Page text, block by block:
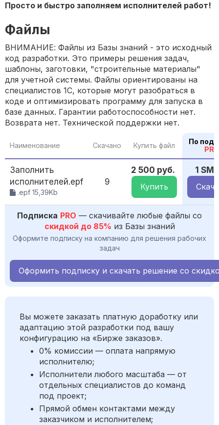
Просто и быстро заполняем исполнителей работ!
Файлы
ВНИМАНИЕ: Файлы из Базы знаний - это исходный
код разработки. Это примеры решения задач,
шаблоны, заготовки, "строительные материалы"
для учетной системы. Файлы ориентированы на
специалистов 1С, которые могут разобраться в
коде и оптимизировать программу для запуска в
базе данных. Гарантии работоспособности нет.
Возврата нет. Технической поддержки нет.
Наименование Скачано Купить файл
По
PRO
Заполнить
исполнителей.epf
.epf 15,39Kb
9
2 500 руб.
Купить
1 SM
Подписка PRO — скачивайте любые файлы со
скидкой до 85% из Базы знаний
Оформите подписку на компанию для решения рабочих
задач
Оформить подписку и скачать решение со
Вы можете заказать платную доработку или
адаптацию этой разработки под вашу
конфигурацию на «Бирже заказов».
0% комиссии — оплата напрямую
исполнителю;
Исполнители любого масштаба — от
отдельных специалистов до команд
под проект;
Прямой обмен контактами между
заказчиком и исполнителем;